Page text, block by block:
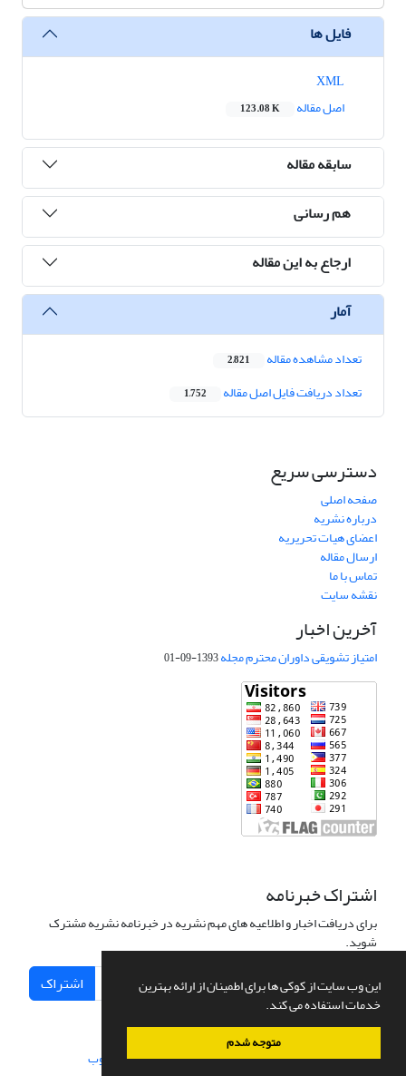
این وب سایت از کوکی ها برای اطمینان از ارائه بهترین
خدمات استفاده می کند.
متوجه شدم
فایل ها
اصل مقاله
123.08 K
سابقه مقاله
هم رسانی
ارجاع به این مقاله
آمار
تعداد مشاهده مقاله 2,821
تعداد دریافت فایل اصل مقاله 1,752
دسترسی سریع
صفحه اصلی
درباره نشریه
اعضای هیات تحریریه
ارسال مقاله
تماس با ما
نقشه سایت
آخرین اخبار
امتیاز تشویقی داوران محترم مجله1393-09-01
اشتراک خبرنامه
برای دریافت اخبار و اطلاعیه های مهم نشریه در خبرنامه نشریه مشترک
شوید.
اشتراک
سامانه مدیریت نشریات علمی.طراحی و پیاده سازی از سیناوب